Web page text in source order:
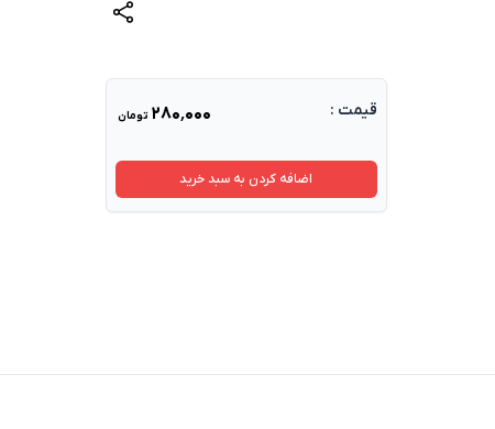
قیمت : ۲۸۰٬۰۰۰ تومان
اضافه کردن به سبد خرید